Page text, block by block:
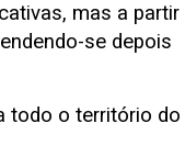
mas a partir
se depois
todo o território do